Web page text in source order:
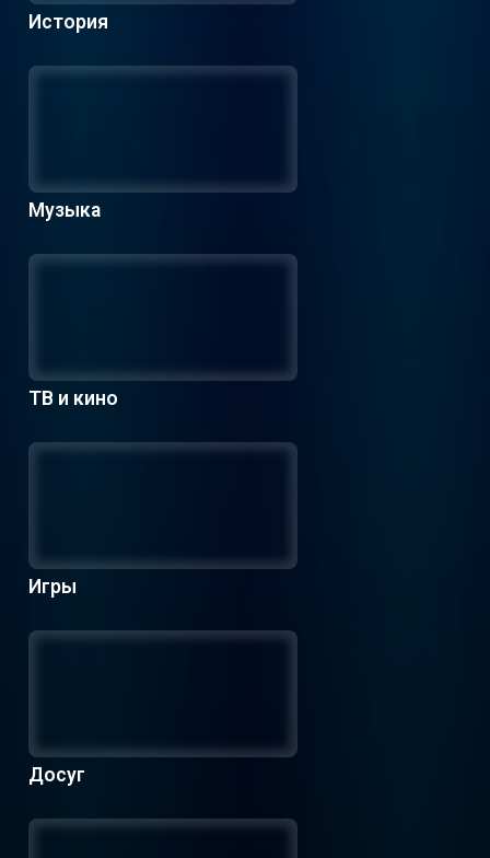
История
Музыка
ТВ и кино
Игры
Досуг